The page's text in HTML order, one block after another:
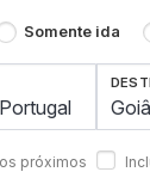
Somente ida
próximos